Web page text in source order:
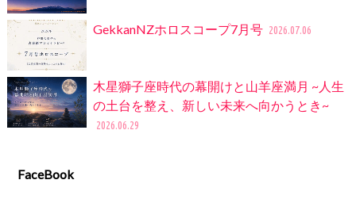
GekkanNZホロスコープ7月号 2026.07.06
木星獅子座時代の幕開けと山羊座満月 ~人生
の土台を整え、新しい未来へ向かうとき~
2026.06.29
FaceBook